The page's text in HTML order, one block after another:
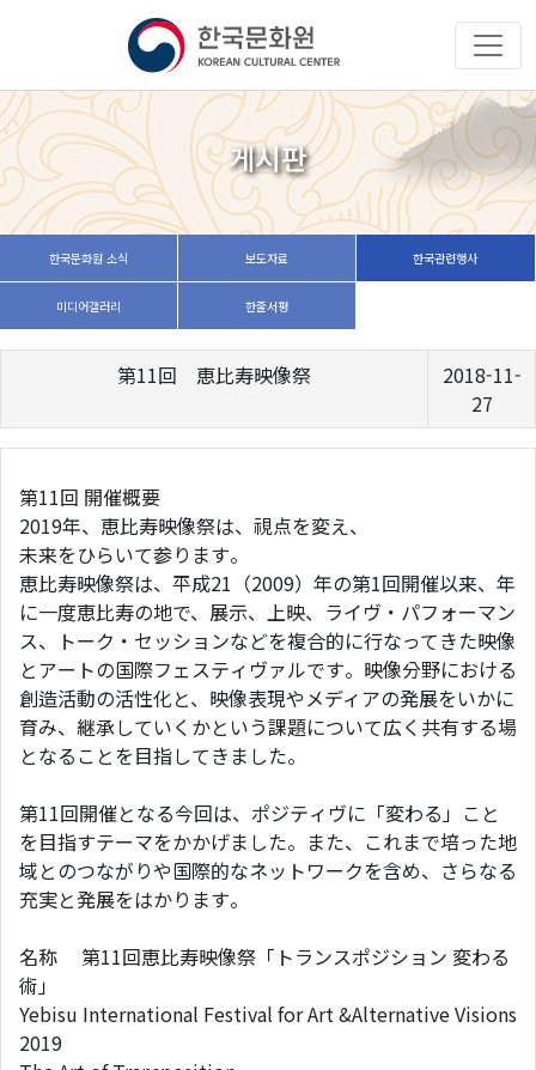
게시판
한국문화원 소식 보도자료 한국관련행사
미디어갤러리 한줄서평
第11回 恵比寿映像祭
2018-11-
27
第11回 開催概要
2019年、恵比寿映像祭は、視点を変え、
未来をひらいて参ります。
恵比寿映像祭は、平成21（2009）年の第1回開催以来、年
に一度恵比寿の地で、展示、上映、ライヴ・パフォーマン
ス、トーク・セッションなどを複合的に行なってきた映像
とアートの国際フェスティヴァルです。映像分野における
創造活動の活性化と、映像表現やメディアの発展をいかに
育み、継承していくかという課題について広く共有する場
となることを目指してきました。
第11回開催となる今回は、ポジティヴに「変わる」こと
を目指すテーマをかかげました。また、これまで培った地
域とのつながりや国際的なネットワークを含め、さらなる
充実と発展をはかります。
名称 第11回恵比寿映像祭「トランスポジション 変わる
術」
Yebisu International Festival for Art &Alternative Visions
2019